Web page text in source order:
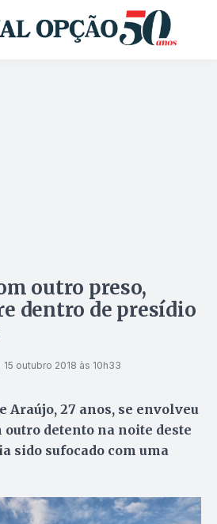
outro preso,
dentro de presídio
15 outubro 2018 às 10h33
Araújo, 27 anos, se envolveu
outro detento na noite deste
sido sufocado com uma